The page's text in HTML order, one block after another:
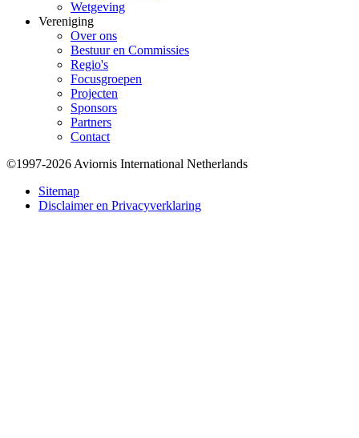
Wetgeving
Vereniging
Over ons
Bestuur en Commissies
Regio's
Focusgroepen
Projecten
Sponsors
Partners
Contact
Bottom
©1997-2026 Aviornis International Netherlands
Sitemap
Disclaimer en Privacyverklaring